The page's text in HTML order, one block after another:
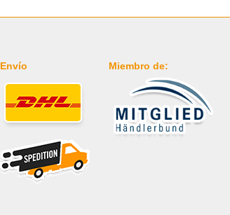
Envío Miembro de: